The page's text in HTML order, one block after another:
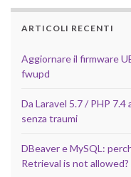
ARTICOLI RECENTI
Aggiornare il firmware
fwupd
Da Laravel 5.7 / PHP 7.4
senza traumi
DBeaver e MySQL:
Retrieval is not allowed?